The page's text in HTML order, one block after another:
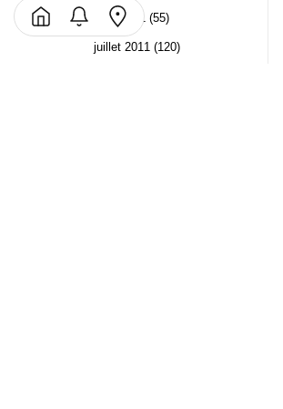
août 2011 (55)
juillet 2011 (120)